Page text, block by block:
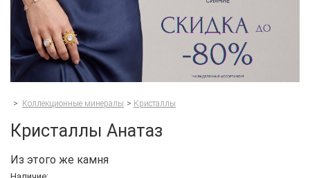
> Коллекционные минералы > Кристаллы
Кристаллы Анатаз
Из этого же камня